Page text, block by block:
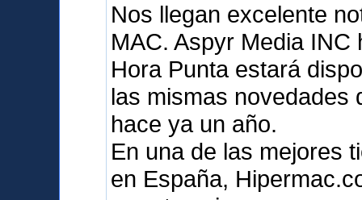
Nos llegan excelente
MAC. Aspyr Media
Hora Punta estará
las mismas novedades
hace ya un año.
En una de las mejores
en España,